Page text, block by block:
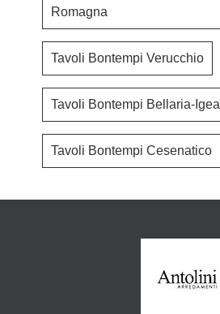
Romagna
Tavoli Bontempi Verucchio
Tavoli Bontempi Bellaria-
Tavoli Bontempi Cesenatico